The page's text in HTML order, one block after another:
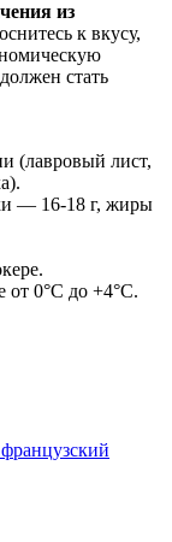
из
к вкусу,
стать
(лавровый лист,
— 16-18 г, жиры
от 0°C до +4°C.